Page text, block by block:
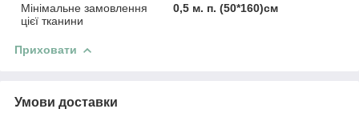
Мінімальне замовлення
цієї тканини
0,5 м. п. (50*160)см
Приховати
Умови доставки